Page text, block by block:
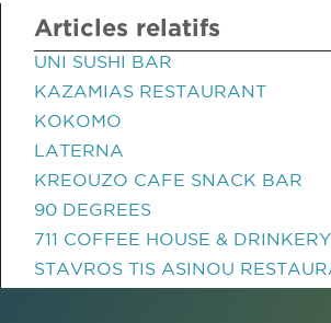
Articles relatifs
UNI SUSHI BAR
KAZAMIAS RESTAURANT
KOKOMO
LATERNA
KREOUZO CAFE SNACK BAR
90 DEGREES
711 COFFEE HOUSE & DRINKERY
STAVROS TIS ASINOU